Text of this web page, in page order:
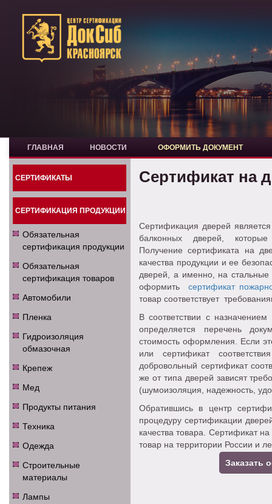
ГЛАВНАЯ НОВОСТИ ОФОРМИТЬ ДОКУМЕНТ
СЕРТИФИКАТЫ
СЕРТИФИКАЦИЯ ПРОДУКЦИИ
Обязательная
сертификация продукции
Обязательная
сертификация товаров
Автомобили
Пленка
Гидроизоляция
обмазочная
Крепеж
Мед
Продукты питания
Техника
Одежда
Строительные
материалы
Лампы
Сертификат на
Сертификация дверей
балконных дверей,
Получение сертификата на
качества продукции и ее
дверей, а именно, на стальные
оформить сертификат
товар соответствует
В соответствии с
определяется перечень
стоимость оформления. Если
или сертификат
добровольный сертификат
же от типа дверей зависят
(шумоизоляция, надежность,
Обратившись в центр
процедуру сертификации
качества товара. Сертификат
товар на территории России и
Заказать